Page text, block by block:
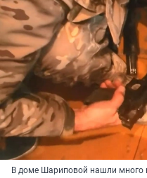
В доме Шариповой нашли много